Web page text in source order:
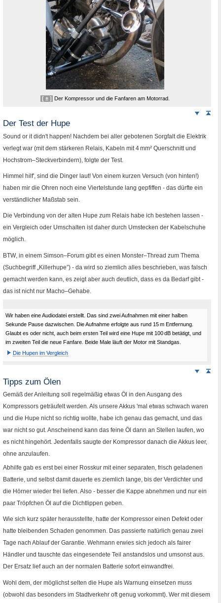
[ ± ] Der Kompressor und die Fanfaren am Motorrad.
Weiter
Der Test der Hupe
Sound or it didn't happen! Nachdem bei aller gebotenen Sorgfalt die Elektrik
verlegt war (mit dem stärkeren Relais , Kabeln mit 4mm² Querschnitt und
Hochstrom–Steckverbindern), folgte der Test.
Himmel hilf', sind die Dinger laut! Von einem kurzen Versuch (von hinten!)
haben mir die Ohren noch eine Viertelstunde lang gepfiffen - das dürfte ein
verständlicher Maßstab sein.
Die Verbindung von der alten Hupe zum Relais habe ich bestehen lassen -
ein Vergleich oder Umschalten ist daher durch Umstecken der Kabelschuhe
möglich.
BTW, in einem Simson–Forum gibt es einen Monster–Thread zum Thema
(Suchbegriff „Killerhupe”) - da wird so ziemlich alles beschrieben, was falsch
gemacht werden kann, es zeigt aber auch deutlich, dass es da Bedarf gibt -
das ist nicht nur Macho–Gehabe.
Wir haben eine Audiodatei erstellt. Das sind zwei Aufnahmen mit einer halben
Sekunde Pause dazwischen. Die Aufnahme erfolgte aus rund 15mEntfernung.
Glaubt es oder nicht, auch beim ersten Teil wird eine Hupe mit 100dBbetätigt, und
im zweiten Teil die neue Fanfare. Beide Male läuft der Motor mit Standgas.
Die Hupen im Vergleich
Weiter
Tipps zum Ölen
Gemäß der Anleitung soll regelmäßig etwas Öl in den Ausgang des
Kompressors geträufelt werden. Als unsere Akkus 'mal etwas schwach waren
und die Hupe nicht so richtig wollte, habe ich genau das gemacht, und das
war nicht so gut. Anscheinend kann das feine Öl dann an Stellen laufen, wo
es nicht hingehört. Jedenfalls saugte der Kompressor danach die Akkus leer,
ohne anzulaufen.
Abhilfe gab es erst bei einer Rosskur mit einer separaten, frisch geladenen
Batterie, und selbst damit dauerte es ziemlich lange, bis der Verdichter und
die Hörner wieder frei liefen. Also - besser die Kappe abnehmen und nur ein
paar Tröpfchen Öl auf die Dichtlippen geben.
Wie sich kurz später herausstellte, hatte der Kompressor einen Defekt oder
hatte bleibenden Schaden genommen. Das passierte natürlich genau zwei
Tage nach Ablauf der Garantie. Wehmann erwies sich jedoch als fairer
Händler und tauschte das eingesendete Teil anstandslos und umsonst aus.
Der Ersatz lief auch an der normalen Batterie sofort einwandfrei.
Wohl dem, der möglichst selten die Hupe als Warnung einsetzen muss
(obwohl das besonders im Stadtverkehr oft genug vorkommt). Wer mit diesem